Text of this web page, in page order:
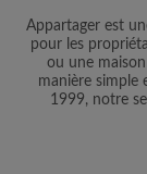
Appartager est
pour les
ou une
manière simple
1999, notre